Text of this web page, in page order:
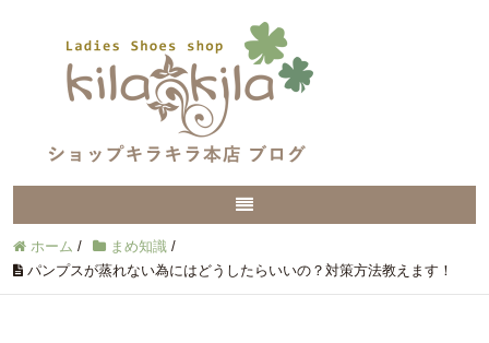
ホーム / まめ知識 /
パンプスが蒸れない為にはどうしたらいいの？対策方法教えます！